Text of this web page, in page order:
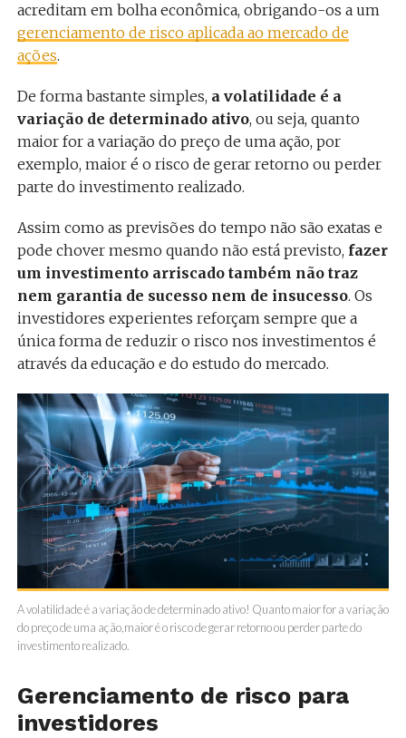
acreditam em bolha econômica, obrigando-os a um
gerenciamento de risco aplicada ao mercado de
ações.
De forma bastante simples, a volatilidade é a
variação de determinado ativo, ou seja, quanto
maior for a variação do preço de uma ação, por
exemplo, maior é o risco de gerar retorno ou perder
parte do investimento realizado.
Assim como as previsões do tempo não são exatas e
pode chover mesmo quando não está previsto, fazer
um investimento arriscado também não traz
nem garantia de sucesso nem de insucesso. Os
investidores experientes reforçam sempre que a
única forma de reduzir o risco nos investimentos é
através da educação e do estudo do mercado.
A volatilidade é a variação de determinado ativo! Quanto maior for a variação
do preço de uma ação,maior é o risco de gerar retorno ou perder parte do
investimento realizado.
Gerenciamento de risco para
investidores